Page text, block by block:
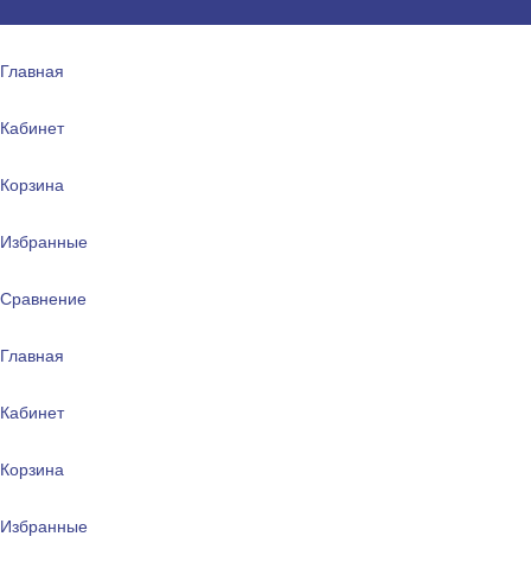
Главная
Кабинет
Корзина
Избранные
Сравнение
Главная
Кабинет
Корзина
Избранные